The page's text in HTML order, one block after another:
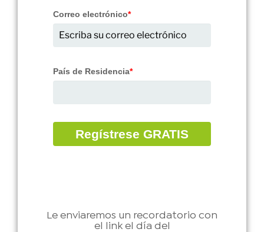
Correo electrónico*
País de Residencia*
Regístrese GRATIS
Le enviaremos un recordatorio con
el link el día del